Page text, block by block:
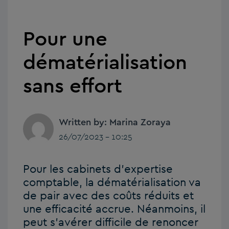
Pour une
dématérialisation
sans effort
Written by: Marina Zoraya
26/07/2023 - 10:25
Pour les cabinets d’expertise
comptable, la dématérialisation va
de pair avec des coûts réduits et
une efficacité accrue. Néanmoins, il
peut s’avérer difficile de renoncer